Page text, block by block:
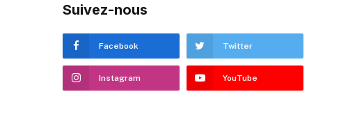
Suivez-nous
Facebook Twitter
Instagram YouTube